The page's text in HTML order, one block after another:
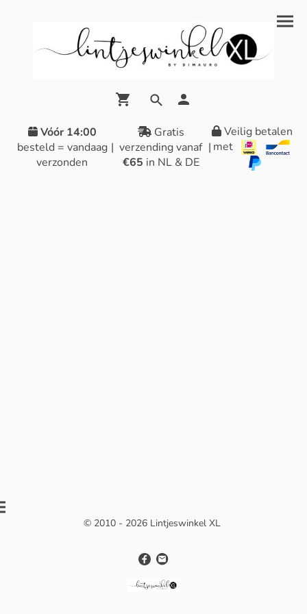
Vóór 14:00
besteld = vandaag
verzonden
|
Gratis
verzending vanaf
€65 in NL & DE
|
Veilig betalen
met
© 2010 - 2026 Lintjeswinkel XL